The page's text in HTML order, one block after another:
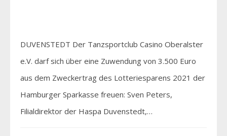
DUVENSTEDT Der Tanzsportclub Casino Oberalster
e.V. darf sich über eine Zuwendung von 3.500 Euro
aus dem Zweckertrag des Lotteriesparens 2021 der
Hamburger Sparkasse freuen: Sven Peters,
Filialdirektor der Haspa Duvenstedt,…